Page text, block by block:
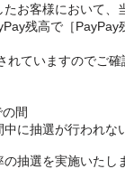
お客様において、
残高で［
ていますのでご確
間
に抽選が行われな
抽選を実施いたし